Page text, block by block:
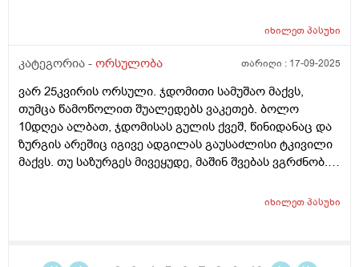
მკურნალობდა ჩემი მეუღლე ძალიან გაკვირვებული
იყოს,ორსულობა მიდის ძალიან
კარგად,გემახსოვრებით ალბათ მარიხუანას
მომხმარებელი ვიყავი და გვეშინოდა ბავშვის
ჯანმრთელობის მხრივ.თქვენ კი აგვიხსენით რომ
მარიხუანა ხელა უშლის ჩასახვას და არა ჩასახულ
იქნევაო,მოკლედ არვიცი ყველას ინდივიდუალური
იხილეთპასუხი
კატეგორია - ორსულობა თარიღი : 17-09-2025
ვარ 25კვირის ორსული. ჯდომითი სამუშაო მაქვს,
თუმცა წამოწოლით შუალედებს ვაკეთებ. ბოლო
10დღეა ალბათ, ჯდომისას გულის ქვეშ, წინიდანაც და
ზურგის არეშიც იგივე ადგილას გაუსაძლისი ტკივილი
მაქვს. თუ საზურგეს მივეყუდე, მაშინ შვებას ვგრძნობ.
იხილეთპასუხი